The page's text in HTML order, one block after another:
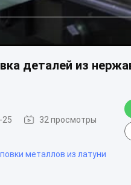
деталей из
25 32 просмотры
металлов из латуни